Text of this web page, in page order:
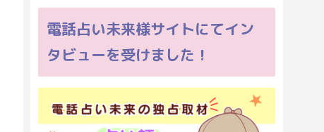
電話占い未来様サイトにてイン
タビューを受けました！